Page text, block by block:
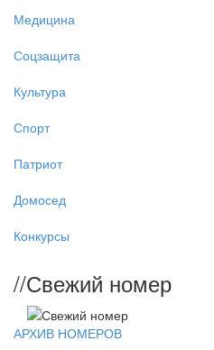
Медицина
Соцзащита
Культура
Спорт
Патриот
Домосед
Конкурсы
//Свежий номер
АРХИВ НОМЕРОВ